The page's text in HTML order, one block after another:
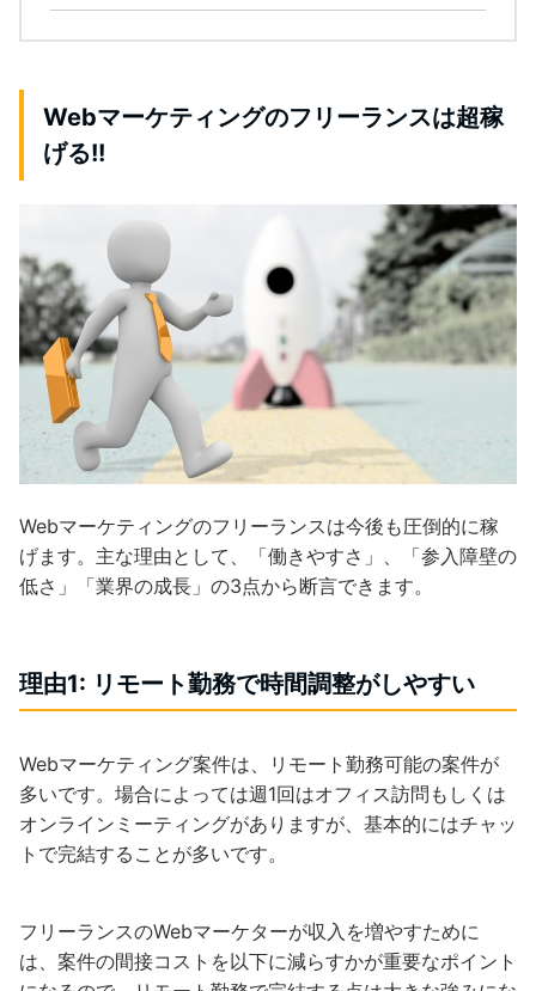
Webマーケティングのフリーランスは超稼
げる!!
Webマーケティングのフリーランスは今後も圧倒的に稼
げます。主な理由として、「働きやすさ」、「参入障壁の
低さ」「業界の成長」の3点から断言できます。
理由1: リモート勤務で時間調整がしやすい
Webマーケティング案件は、リモート勤務可能の案件が
多いです。場合によっては週1回はオフィス訪問もしくは
オンラインミーティングがありますが、基本的にはチャッ
トで完結することが多いです。
フリーランスのWebマーケターが収入を増やすために
は、案件の間接コストを以下に減らすかが重要なポイント